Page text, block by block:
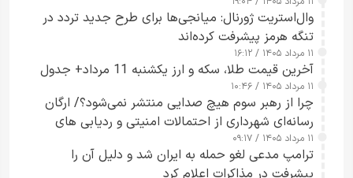
وال‌استریت ژورنال: میانجی‌ها برای طرح جدید تردد در
تنگه هرمز پیشرفت کرده‌اند
۱۱ مرداد ۱۴۰۵ / ۱۶:۱۲
آخرین قیمت طلا، سکه و ارز یکشنبه 11 مرداد+ جدول
۱۱ مرداد ۱۴۰۵ / ۱۰:۴۶
چرا از رهبر سوم هیچ صدایی منتشر نمی‌شود؟/ ارگان
رسانه‌ای شهرداری از احتمالات امنیتی و ردیابی های
جاسوسی گفت
۱۱ مرداد ۱۴۰۵ / ۰۹:۱۷
ترامپ مدعی لغو حمله به ایران شد و دلیل آن را